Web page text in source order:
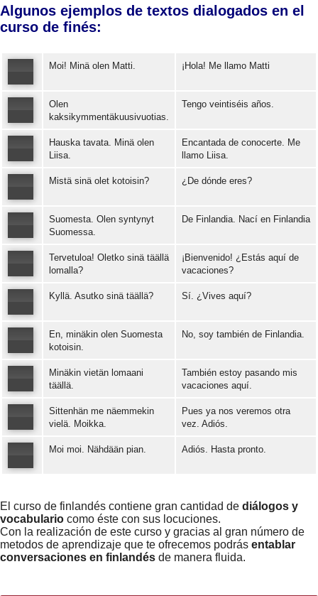
Algunos ejemplos de textos dialogados en el
curso de finés:
Moi! Minä olen Matti. ¡Hola! Me llamo Matti
Error loading: "https://www.idiomaspc.com/curso-aprender-finlandes-basico/audio/3005.mp3"
Olen
kaksikymmentäkuusivuotias.
Tengo veintiséis años.
Hauska tavata. Minä olen
Liisa.
Encantada de conocerte. Me
llamo Liisa.
Error loading: "https://www.idiomaspc.com/curso-aprender-finlandes-basico/audio/3007.mp3"
Mistä sinä olet kotoisin? ¿De dónde eres?
Error loading: "https://www.idiomaspc.com/curso-aprender-finlandes-basico/audio/3008.mp3"
Suomesta. Olen syntynyt
Suomessa.
De Finlandia. Nací en Finlandia
Tervetuloa! Oletko sinä täällä
lomalla?
¡Bienvenido! ¿Estás aquí de
vacaciones?
Error loading: "https://www.idiomaspc.com/curso-aprender-finlandes-basico/audio/3010.mp3"
Kyllä. Asutko sinä täällä? Sí. ¿Vives aquí?
Error loading: "https://www.idiomaspc.com/curso-aprender-finlandes-basico/audio/3011.mp3"
En, minäkin olen Suomesta
kotoisin.
No, soy también de Finlandia.
Minäkin vietän lomaani
täällä.
También estoy pasando mis
vacaciones aquí.
Sittenhän me näemmekin
vielä. Moikka.
Pues ya nos veremos otra
vez. Adiós.
Moi moi. Nähdään pian. Adiós. Hasta pronto.
El curso de finlandés contiene gran cantidad de diálogos y
vocabulario como éste con sus locuciones.
Con la realización de este curso y gracias al gran número de
metodos de aprendizaje que te ofrecemos podrás entablar
conversaciones en finlandés de manera fluida.